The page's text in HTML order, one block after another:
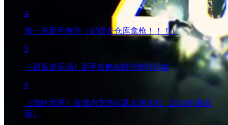
4
第一关新手教学（记得去仓库拿枪！！！）
5
《甜瓜游乐场》新手攻略&制作教程合集
6
《我的世界》游戏内充值问题反馈流程（2026年最新
版）